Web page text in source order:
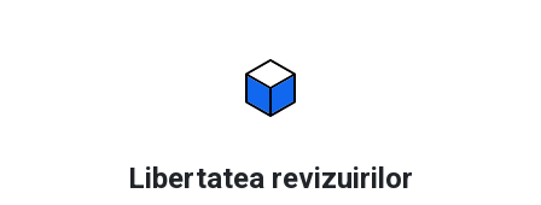
Libertatea revizuirilor